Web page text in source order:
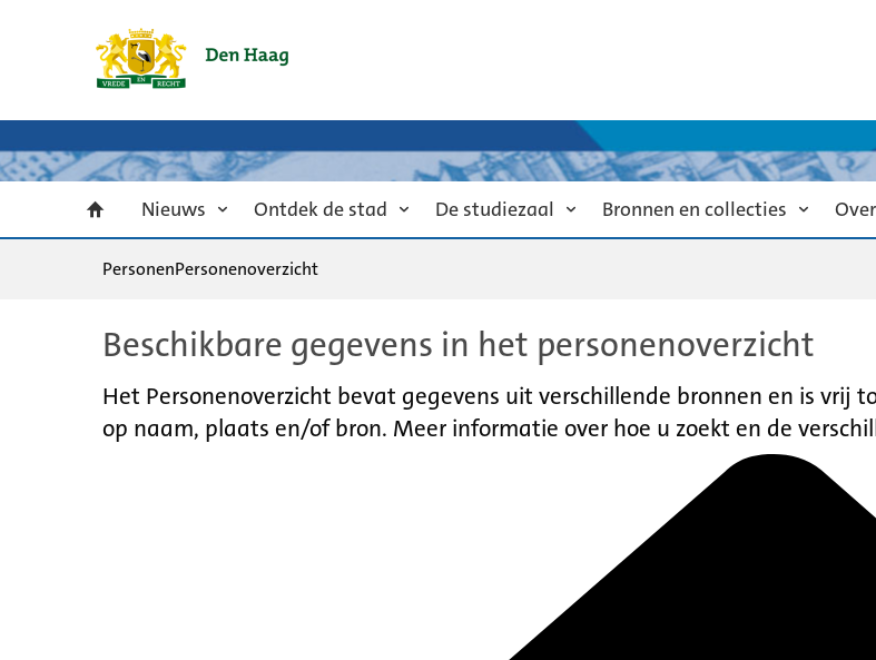
Nieuws Ontdek de stad De studiezaal Bronnen en collecties
PersonenPersonenoverzicht
Beschikbare gegevens in het personenoverzicht
Het Personenoverzicht bevat gegevens uit verschillende bronnen en is vrij
op naam, plaats en/of bron. Meer informatie over hoe u zoekt en de